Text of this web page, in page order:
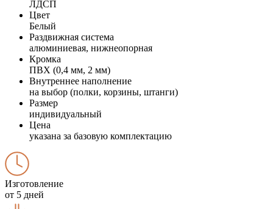
ЛДСП
Цвет
Белый
Раздвижная система
алюминиевая, нижнеопорная
Кромка
ПВХ (0,4 мм, 2 мм)
Внутреннее наполнение
на выбор (полки, корзины, штанги)
Размер
индивидуальный
Цена
указана за базовую комплектацию
Изготовление
от 5 дней